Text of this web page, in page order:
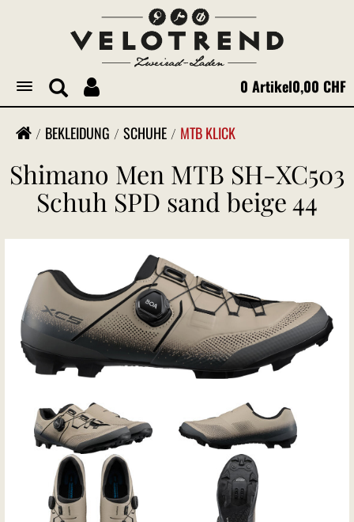
Toggle
navigation
0 Artikel0,00 CHF
BEKLEIDUNG SCHUHE MTB KLICK
Shimano Men MTB SH-XC503
Schuh SPD sand beige 44